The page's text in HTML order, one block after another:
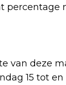
percentage
van deze
15 tot